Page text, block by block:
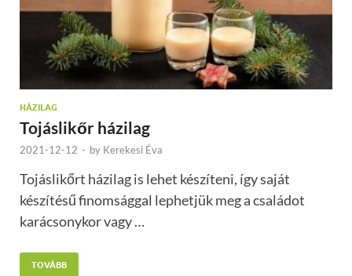
HÁZILAG
Tojáslikőr házilag
2021-12-12 - by Kerekesi Éva
Tojáslikőrt házilag is lehet készíteni, így saját
készítésű finomsággal lephetjük meg a családot
karácsonykor vagy …
TOVÁBB